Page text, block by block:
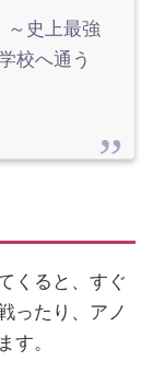
史上最強
校へ通う
くると、すぐ
ったり、アノ
す。